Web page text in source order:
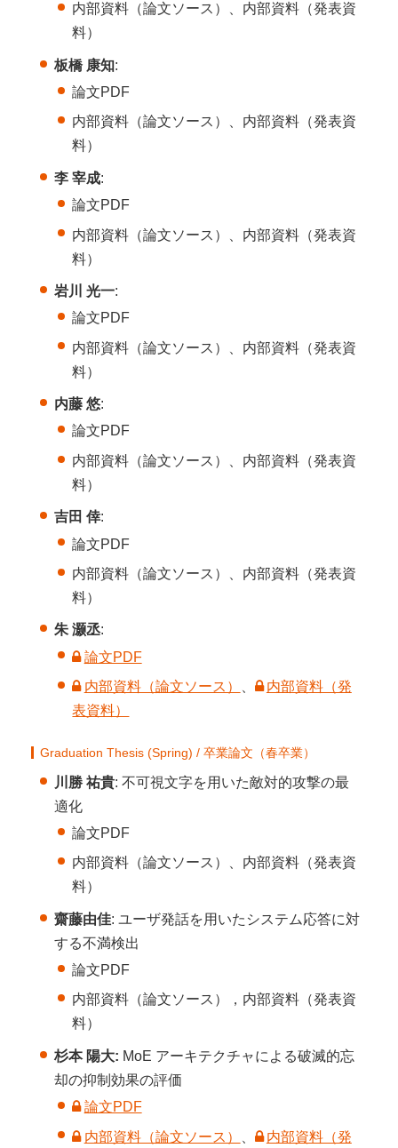
内部資料（論文ソース）、内部資料（発表資
料）
板橋 康知:
論文PDF
内部資料（論文ソース）、内部資料（発表資
料）
李 宰成:
論文PDF
内部資料（論文ソース）、内部資料（発表資
料）
岩川 光一:
論文PDF
内部資料（論文ソース）、内部資料（発表資
料）
内藤 悠:
論文PDF
内部資料（論文ソース）、内部資料（発表資
料）
吉田 倖:
論文PDF
内部資料（論文ソース）、内部資料（発表資
料）
朱 灏丞:
論文PDF
内部資料（論文ソース）
内部資料（発
表資料）
Graduation Thesis (Spring) / 卒業論文（春卒業）
川勝 祐貴: 不可視文字を用いた敵対的攻撃の最
適化
論文PDF
内部資料（論文ソース）、内部資料（発表資
料）
齋藤由佳: ユーザ発話を用いたシステム応答に対
する不満検出
論文PDF
内部資料（論文ソース），内部資料（発表資
料）
杉本 陽大: MoE アーキテクチャによる破滅的忘
却の抑制効果の評価
論文PDF
内部資料（論文ソース）
内部資料（発